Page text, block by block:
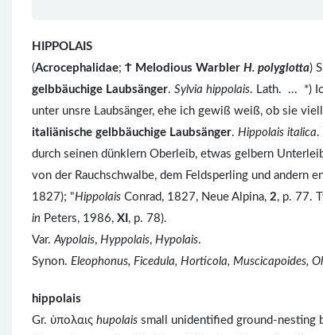
HIPPOLAIS
(Acrocephalidae; Ϯ Melodious Warbler H. polyglotta)
gelbbäuchige Laubsänger. Sylvia hippolais. Lath. ... *)
unter unsre Laubsänger, ehe ich gewiß weiß, ob sie
italiänische gelbbäuchige Laubsänger. Hippolais italica.
durch seinen dünklern Oberleib, etwas gelbern
von der Rauchschwalbe, dem Feldsperling und andern
1827); "Hippolais Conrad, 1827, Neue Alpina, 2, p. 77.
in Peters, 1986, XI , p. 78).
Var.Aypolais, Hyppolais, Hypolais.
Synon. Eleophonus, Ficedula, Horticola, Muscicapoides,
hippolais
Gr. ὑπολαις hupolais small unidentified ground-nesting